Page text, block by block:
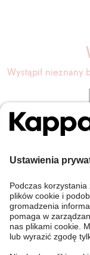
Wystąpił nieznany